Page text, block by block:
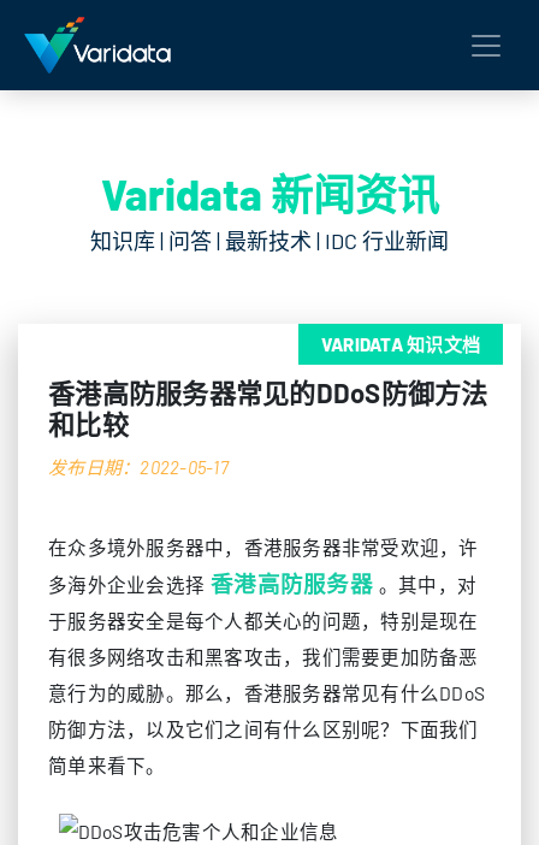
Varidata 新闻资讯
知识库 | 问答 | 最新技术 | IDC 行业新闻
VARIDATA 知识文档
香港高防服务器常见的DDoS防御方法
和比较
发布日期：2022-05-17
在众多境外服务器中，香港服务器非常受欢迎，许
多海外企业会选择 香港高防服务器 。其中，对
于服务器安全是每个人都关心的问题，特别是现在
有很多网络攻击和黑客攻击，我们需要更加防备恶
意行为的威胁。那么，香港服务器常见有什么DDoS
防御方法，以及它们之间有什么区别呢？下面我们
简单来看下。